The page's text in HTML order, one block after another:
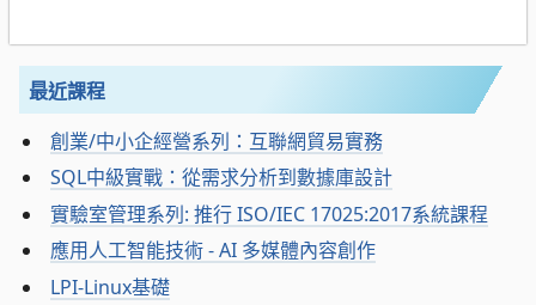
最近課程
創業/中小企經營系列：互聯網貿易實務
SQL中級實戰：從需求分析到數據庫設計
實驗室管理系列: 推行 ISO/IEC 17025:2017系統課程
應用人工智能技術 - AI 多媒體內容創作
LPI-Linux基礎